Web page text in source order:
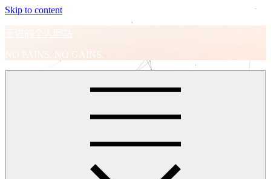
Skip to content
王进的个人网站
NO PAINS, NO GAINS.